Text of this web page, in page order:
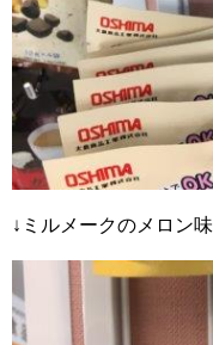
↓ミルメークのメロン味